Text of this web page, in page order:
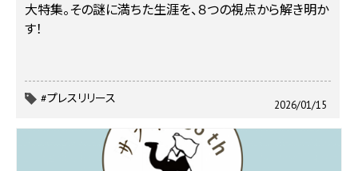
大特集。その謎に満ちた生涯を、８つの視点から解き明か
す！
2026/01/15
#プレスリリース